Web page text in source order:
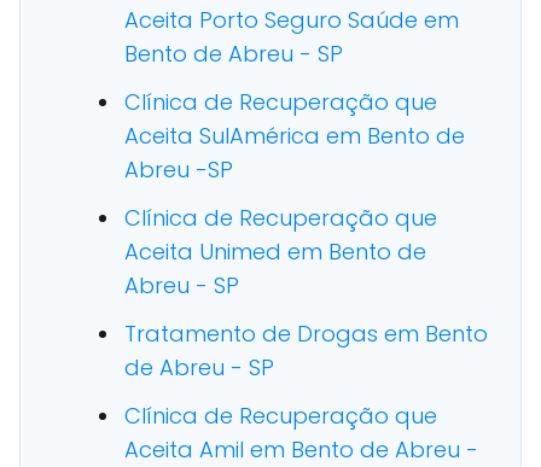
Aceita Porto Seguro Saúde em
Bento de Abreu - SP
Clínica de Recuperação que
Aceita SulAmérica em Bento de
Abreu -SP
Clínica de Recuperação que
Aceita Unimed em Bento de
Abreu - SP
Tratamento de Drogas em Bento
de Abreu - SP
Clínica de Recuperação que
Aceita Amil em Bento de Abreu -